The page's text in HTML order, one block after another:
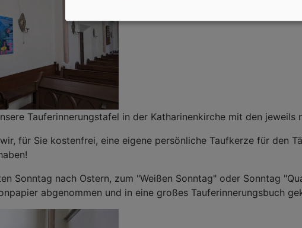
Tauferinnerungstafel in der Katharinenkirche mit den jeweils
für Sie kostenfrei, eine eigene persönliche Taufkerze für den
Sonntag nach Ostern, zum "Weißen Sonntag" oder Sonntag
abgenommen und in eine großes Tauferinnerungsbuch